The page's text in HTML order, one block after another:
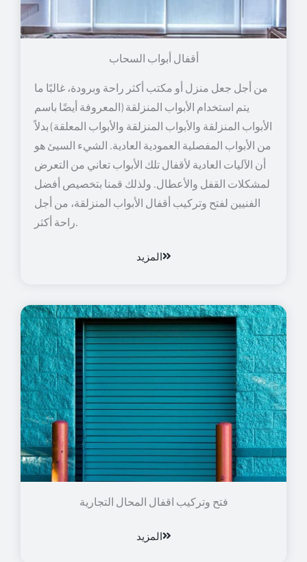
أقفال أبواب السحاب
من أجل جعل منزل أو مكتب أكثر راحة وبرودة، غالبًا ما
يتم استخدام الأبواب المنزلقة (المعروفة أيضًا باسم
الأبواب المنزلقة والأبواب المنزلقة والأبواب المعلقة) بدلاً
من الأبواب المفصلية العمودية العادية. الشيء السيئ هو
أن الآليات العادية لأقفال تلك الأبواب تعاني من التعرض
لمشكلات القفل والأعطال. ولذلك قمنا بتخصيص أفضل
الفنيين لفتح وتركيب أقفال الأبواب المنزلقة، من أجل
راحة أكثر.
المزيد
فتح وتركيب اقفال المحال التجارية
المزيد